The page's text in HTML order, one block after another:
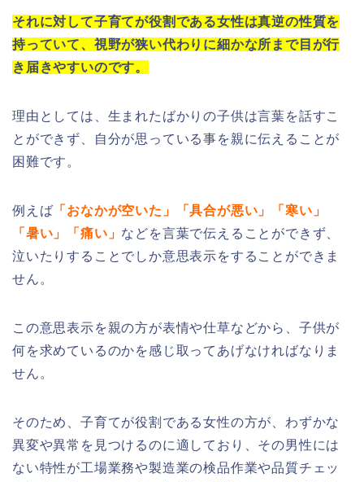
それに対して子育てが役割である女性は真逆の性質を
持っていて、視野が狭い代わりに細かな所まで目が行
き届きやすいのです。
理由としては、生まれたばかりの子供は言葉を話すこ
とができず、自分が思っている事を親に伝えることが
困難です。
例えば 「おなかが空いた」「具合が悪い」「寒い」
「暑い」「痛い」 などを言葉で伝えることができず、
泣いたりすることでしか意思表示をすることができま
せん。
この意思表示を親の方が表情や仕草などから、子供が
何を求めているのかを感じ取ってあげなければなりま
せん。
そのため、子育てが役割である女性の方が、わずかな
異変や異常を見つけるのに適しており、その男性には
ない特性が工場業務や製造業の検品作業や品質チェッ